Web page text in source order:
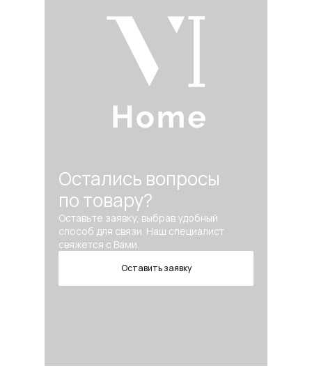
Остались вопросы
по товару?
Оставьте заявку, выбрав удобный
способ для связи. Наш специалист
свяжется с Вами.
Оставить заявку